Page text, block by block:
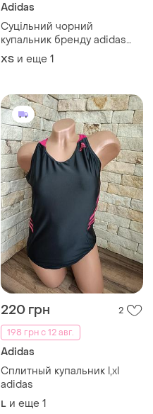
Adidas
Суцільний чорний
купальник бренду adidas
має контрастні червоні
смуги з боків та синю
ХS и еще 1
220 грн
2
198 грн с 12 авг.
Adidas
Сплитный купальник l,xl
adidas
L и еще 1